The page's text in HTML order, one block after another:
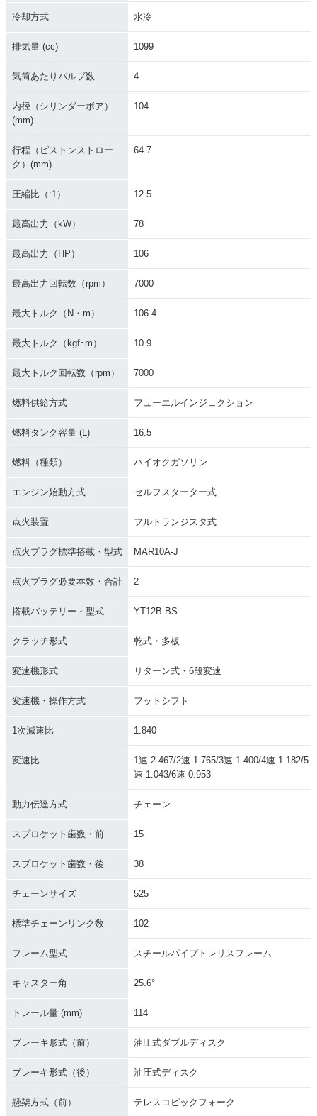
冷却方式 水冷
排気量 (cc) 1099
気筒あたりバルブ数 4
内径（シリンダーボア）
(mm)
104
行程（ピストンストロー
ク）(mm)
64.7
圧縮比（:1） 12.5
最高出力（kW） 78
最高出力（HP） 106
最高出力回転数（rpm） 7000
最大トルク（N・m） 106.4
最大トルク（kgf･m） 10.9
最大トルク回転数（rpm） 7000
燃料供給方式 フューエルインジェクション
燃料タンク容量 (L) 16.5
燃料（種類） ハイオクガソリン
エンジン始動方式 セルフスターター式
点火装置 フルトランジスタ式
点火プラグ標準搭載・型式 MAR10A-J
点火プラグ必要本数・合計 2
搭載バッテリー・型式 YT12B-BS
クラッチ形式 乾式・多板
変速機形式 リターン式・6段変速
変速機・操作方式 フットシフト
1次減速比 1.840
変速比
1速 2.467/2速 1.765/3速 1.400/4速 1.182/5
速 1.043/6速 0.953
動力伝達方式 チェーン
スプロケット歯数・前 15
スプロケット歯数・後 38
チェーンサイズ 525
標準チェーンリンク数 102
フレーム型式 スチールパイプトレリスフレーム
キャスター角 25.6°
トレール量 (mm) 114
ブレーキ形式（前） 油圧式ダブルディスク
ブレーキ形式（後） 油圧式ディスク
懸架方式（前） テレスコピックフォーク